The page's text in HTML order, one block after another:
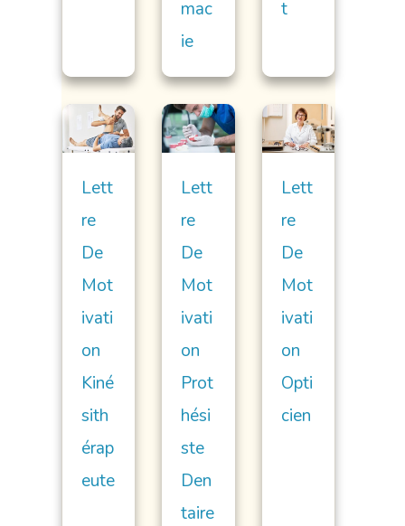
Mac
Ie
T
Lett
Re
De
Mot
Ivati
On
Kiné
Sith
Érap
Eute
Lett
Re
De
Mot
Ivati
On
Prot
Hési
Ste
Den
Taire
Lett
Re
De
Mot
Ivati
On
Opti
Cien